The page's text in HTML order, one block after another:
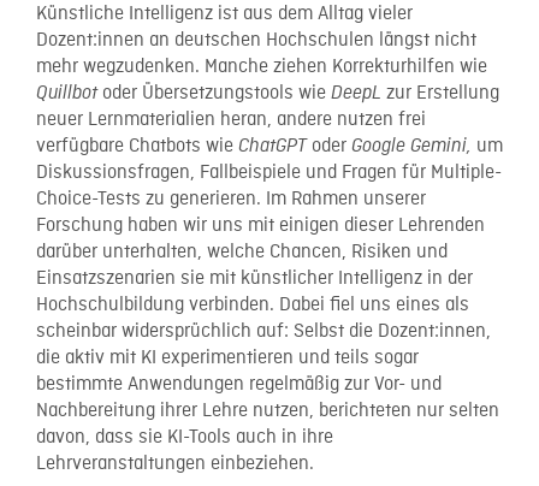
Künstliche Intelligenz ist aus dem Alltag vieler
Dozent:innen an deutschen Hochschulen längst nicht
mehr wegzudenken. Manche ziehen Korrekturhilfen wie
Quillbot oder Übersetzungstools wie DeepL zur Erstellung
neuer Lernmaterialien heran, andere nutzen frei
verfügbare Chatbots wie ChatGPT oder Google Gemini, um
Diskussionsfragen, Fallbeispiele und Fragen für Multiple-
Choice-Tests zu generieren. Im Rahmen unserer
Forschung haben wir uns mit einigen dieser Lehrenden
darüber unterhalten, welche Chancen, Risiken und
Einsatzszenarien sie mit künstlicher Intelligenz in der
Hochschulbildung verbinden. Dabei fiel uns eines als
scheinbar widersprüchlich auf: Selbst die Dozent:innen,
die aktiv mit KI experimentieren und teils sogar
bestimmte Anwendungen regelmäßig zur Vor- und
Nachbereitung ihrer Lehre nutzen, berichteten nur selten
davon, dass sie KI-Tools auch in ihre
Lehrveranstaltungen einbeziehen.